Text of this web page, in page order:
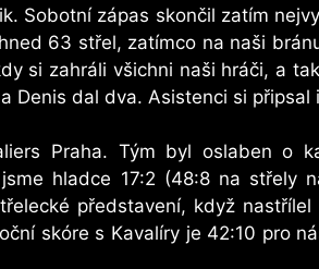
Sobotní zápas skončil zatím
63 střel, zatímco na naši
si zahráli všichni naši hráči, a
Denis dal dva. Asistenci si připsal
Praha. Tým byl oslaben o
hladce 17:2 (48:8 na střely
představení, když nastřílel
skóre s Kavalíry je 42:10 pro